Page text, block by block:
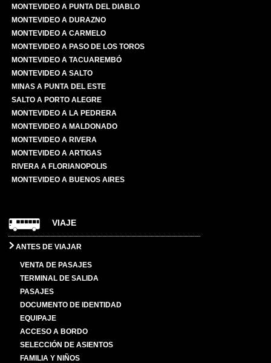
MONTEVIDEO A PUNTA DEL DIABLO
MONTEVIDEO A DURAZNO
MONTEVIDEO A CARMELO
MONTEVIDEO A PASO DE LOS TOROS
MONTEVIDEO A TACUAREMBÓ
MONTEVIDEO A SALTO
MINAS A PUNTA DEL ESTE
SALTO A PORTO ALEGRE
MONTEVIDEO A LA PEDRERA
MONTEVIDEO A MALDONADO
MONTEVIDEO A RIVERA
MONTEVIDEO A ARTIGAS
RIVERA A FLORIANOPOLIS
MONTEVIDEO A BUENOS AIRES
VIAJE
ANTES DE VIAJAR
VENTA DE PASAJES
TERMINAL DE SALIDA
PASAJES
DOCUMENTO DE IDENTIDAD
EQUIPAJE
ACCESO A BORDO
SELECCIÓN DE ASIENTOS
FAMILIA Y NIÑOS